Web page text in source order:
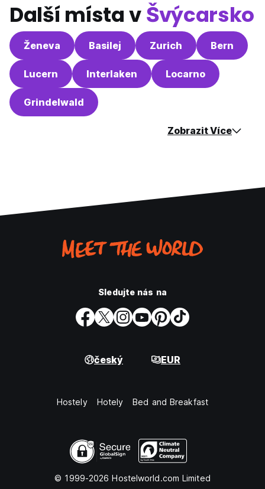
Další místa vŠvýcarsko
Ženeva Basilej Zurich Bern
Lucern Interlaken Locarno
Grindelwald
Zobrazit Více
Sledujte nás na
český EUR
Hostely Hotely Bed and Breakfast
© 1999-2026 Hostelworld.com Limited